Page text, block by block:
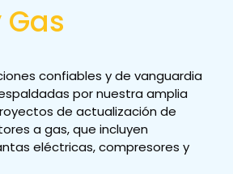
Gas
confiables y de vanguardia
por nuestra amplia
de actualización de
a gas, que incluyen
eléctricas, compresores y